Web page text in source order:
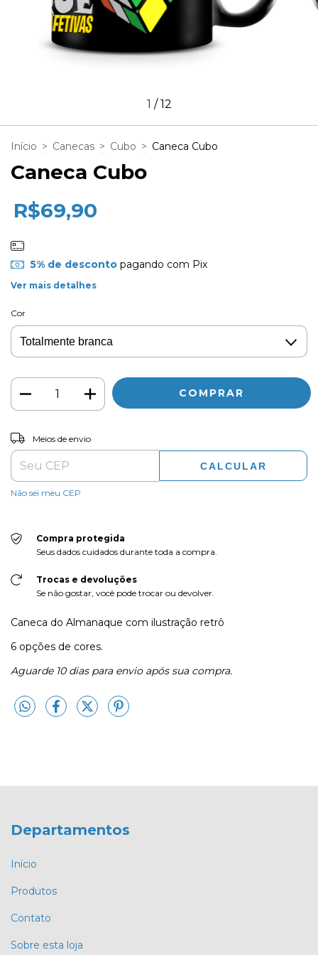
1 /12
Início > Canecas > Cubo > Caneca Cubo
Caneca Cubo
R$69,90
5% de descontopagando com Pix
Ver mais detalhes
Cor
Entregas para o CEP:
Meios de envio
CALCULAR
Não sei meu CEP
Compra protegida
Seus dados cuidados durante toda a compra.
Trocas e devoluções
Se não gostar, você pode trocar ou devolver.
Caneca do Almanaque com ilustração retrô
6 opções de cores.
Aguarde 10 dias para envio após sua compra.
Departamentos
Início
Produtos
Contato
Sobre esta loja